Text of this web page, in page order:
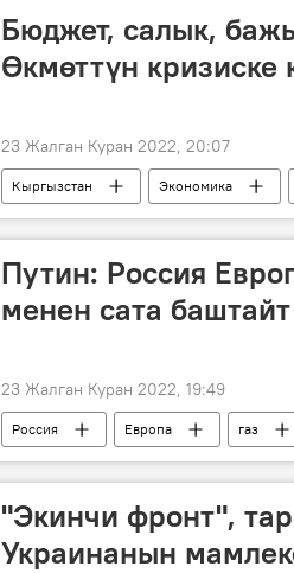
Бюджет, салык,
Өкмөттүн
23 Жалган Куран 2022, 20:07
Кыргызстан Экономика
кризис
режим
Путин: Россия
менен сата баштайт
23 Жалган Куран 2022, 19:49
Россия Европа газ
"Экинчи фронт",
Украинанын